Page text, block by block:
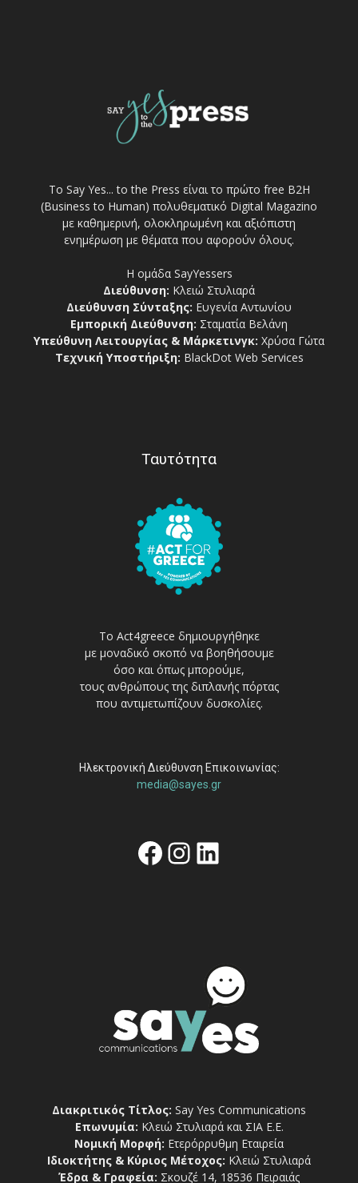
Το Say Yes... to the Press είναι το πρώτο free Β2Η
(Business to Human) πολυθεματικό Digital Magazino
με καθημερινή, ολοκληρωμένη και αξιόπιστη
ενημέρωση με θέματα που αφορούν όλους.
Η ομάδα SayYessers
Διεύθυνση: Κλειώ Στυλιαρά
Διεύθυνση Σύνταξης: Ευγενία Αντωνίου
Εμπορική Διεύθυνση: Σταματία Βελάνη
Υπεύθυνη Λειτουργίας & Μάρκετινγκ: Χρύσα Γώτα
Τεχνική Υποστήριξη: BlackDot Web Services
Ταυτότητα
Το Act4greece δημιουργήθηκε
με μοναδικό σκοπό να βοηθήσουμε
όσο και όπως μπορούμε,
τους ανθρώπους της διπλανής πόρτας
που αντιμετωπίζουν δυσκολίες.
Ηλεκτρονική Διεύθυνση Επικοινωνίας:
media@sayes.gr
Facebook
Instagram
Linkedin
Διακριτικός Τίτλος: Say Yes Communications
Επωνυμία: Κλειώ Στυλιαρά και ΣΙΑ Ε.Ε.
Νομική Μορφή: Ετερόρρυθμη Εταιρεία
Ιδιοκτήτης & Κύριος Μέτοχος: Κλειώ Στυλιαρά
Έδρα & Γραφεία: Σκουζέ 14, 18536 Πειραιάς